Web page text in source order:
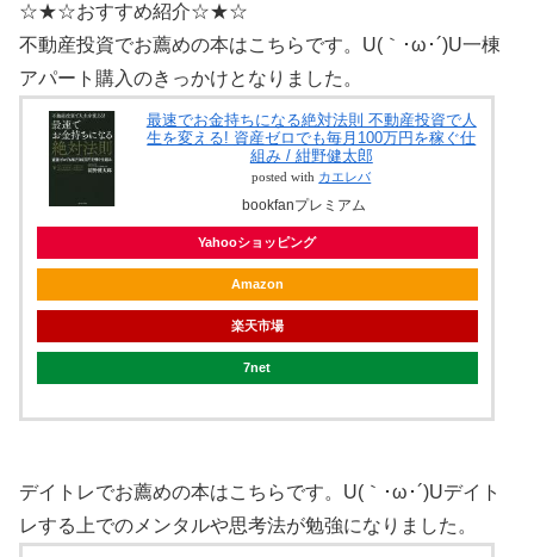
☆★☆おすすめ紹介☆★☆
不動産投資でお薦めの本はこちらです。U(｀･ω･´)U一棟
アパート購入のきっかけとなりました。
最速でお金持ちになる絶対法則 不動産投資で人
生を変える! 資産ゼロでも毎月100万円を稼ぐ仕
組み / 紺野健太郎
posted with カエレバ
bookfanプレミアム
Yahooショッピング
Amazon
楽天市場
7net
デイトレでお薦めの本はこちらです。U(｀･ω･´)Uデイト
レする上でのメンタルや思考法が勉強になりました。